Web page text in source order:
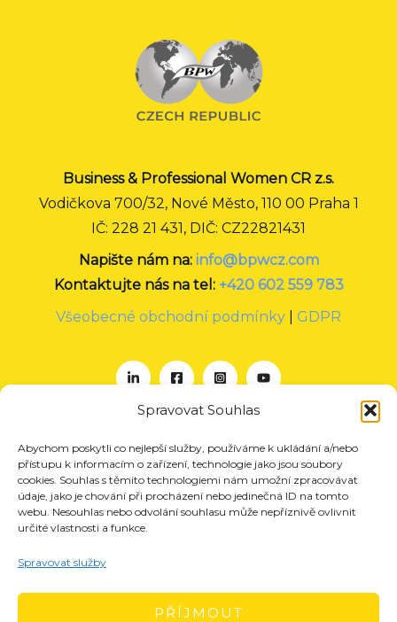
Spravovat Souhlas
Abychom poskytli co nejlepší služby, používáme k ukládání a/nebo
přístupu k informacím o zařízení, technologie jako jsou soubory
cookies. Souhlas s těmito technologiemi nám umožní zpracovávat
údaje, jako je chování při procházení nebo jedinečná ID na tomto
webu. Nesouhlas nebo odvolání souhlasu může nepříznivě ovlivnit
určité vlastnosti a funkce.
Spravovat služby
PŘÍJMOUT
Business & Professional Women CR z.s.
Vodičkova 700/32, Nové Město, 110 00 Praha 1
IČ: 228 21 431, DIČ: CZ22821431
Napište nám na: info@bpwcz.com
Kontaktujte nás na tel: +420 602 559 783
Všeobecné obchodní podmínky
GDPR
O nás
Projekty
Členství
Kontakt